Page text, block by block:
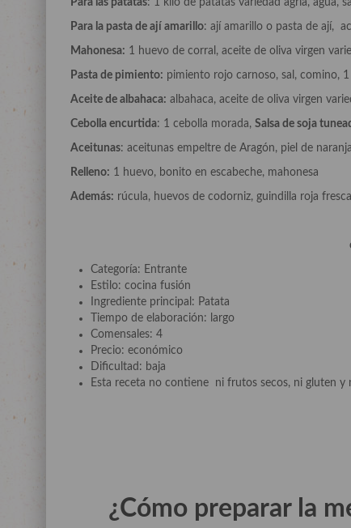
Para las patatas: 1 kilo de patatas variedad agria, agua, sal
Para la pasta de ají amarillo: ají amarillo o pasta de ají,
Mahonesa: 1 huevo de corral, aceite de oliva virgen
Pasta de pimiento: pimiento rojo carnoso, sal, comino,
Aceite de albahaca: albahaca, aceite de oliva virgen
Cebolla encurtida: 1 cebolla morada, Salsa de soja
Aceitunas: aceitunas empeltre de Aragón, piel de
Relleno: 1 huevo, bonito en escabeche, mahonesa
Además: rúcula, huevos de codorniz, guindilla roja fresca
Categoría: Entrante
Estilo: cocina fusión
Ingrediente principal: Patata
Tiempo de elaboración: largo
Comensales: 4
Precio: económico
Dificultad: baja
Esta receta no contiene ni frutos secos, ni gluten y
¿Cómo preparar la